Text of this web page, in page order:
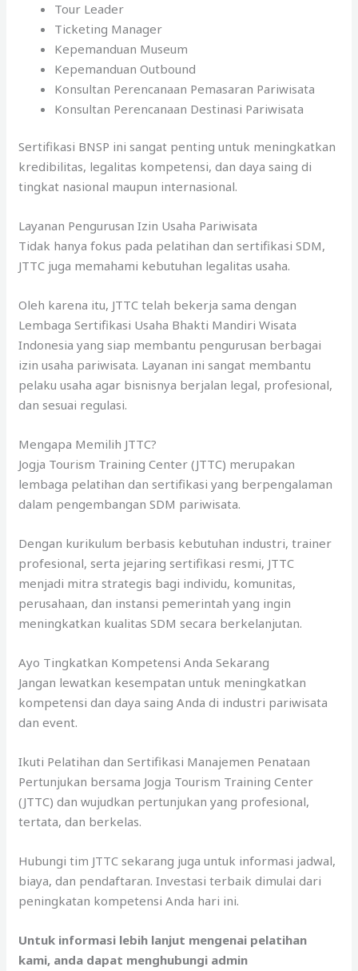
Tour Leader
Ticketing Manager
Kepemanduan Museum
Kepemanduan Outbound
Konsultan Perencanaan Pemasaran Pariwisata
Konsultan Perencanaan Destinasi Pariwisata
Sertifikasi BNSP ini sangat penting untuk meningkatkan
kredibilitas, legalitas kompetensi, dan daya saing di
tingkat nasional maupun internasional.
Layanan Pengurusan Izin Usaha Pariwisata
Tidak hanya fokus pada pelatihan dan sertifikasi SDM,
JTTC juga memahami kebutuhan legalitas usaha.
Oleh karena itu, JTTC telah bekerja sama dengan
Lembaga Sertifikasi Usaha Bhakti Mandiri Wisata
Indonesia yang siap membantu pengurusan berbagai
izin usaha pariwisata. Layanan ini sangat membantu
pelaku usaha agar bisnisnya berjalan legal, profesional,
dan sesuai regulasi.
Mengapa Memilih JTTC?
Jogja Tourism Training Center (JTTC) merupakan
lembaga pelatihan dan sertifikasi yang berpengalaman
dalam pengembangan SDM pariwisata.
Dengan kurikulum berbasis kebutuhan industri, trainer
profesional, serta jejaring sertifikasi resmi, JTTC
menjadi mitra strategis bagi individu, komunitas,
perusahaan, dan instansi pemerintah yang ingin
meningkatkan kualitas SDM secara berkelanjutan.
Ayo Tingkatkan Kompetensi Anda Sekarang
Jangan lewatkan kesempatan untuk meningkatkan
kompetensi dan daya saing Anda di industri pariwisata
dan event.
Ikuti Pelatihan dan Sertifikasi Manajemen Penataan
Pertunjukan bersama Jogja Tourism Training Center
(JTTC) dan wujudkan pertunjukan yang profesional,
tertata, dan berkelas.
Hubungi tim JTTC sekarang juga untuk informasi jadwal,
biaya, dan pendaftaran. Investasi terbaik dimulai dari
peningkatan kompetensi Anda hari ini.
Untuk informasi lebih lanjut mengenai pelatihan
kami, anda dapat menghubungi admin